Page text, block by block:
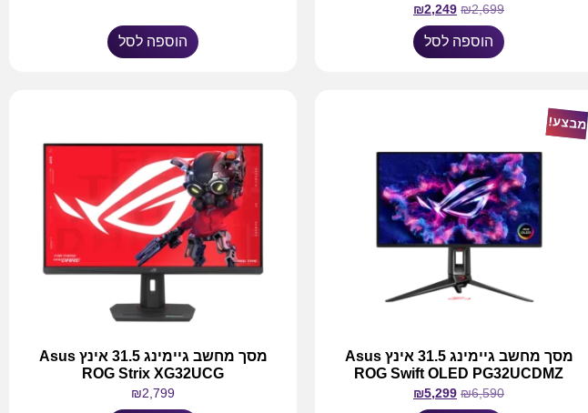
₪2,699
₪2,249
הוספה לסל הוספה לסל
מבצע!
מסך מחשב גיימינג 31.5 אינץ Asus
ROG Swift OLED PG32UCDMZ
₪6,590
₪5,299
מסך מחשב גיימינג 31.5 אינץ Asus
ROG Strix XG32UCG
₪2,799